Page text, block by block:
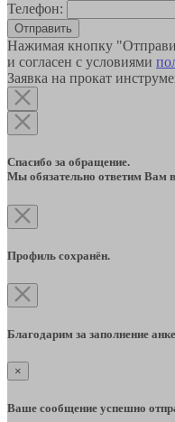
Телефон:
Отправить
Нажимая кнопку
и согласен с условиями
Заявка на прокат
Спасибо за обращение.
Мы обязательно ответим Вам
Профиль сохранён.
Благодарим за заполнение
×
Ваше сообщение успешно